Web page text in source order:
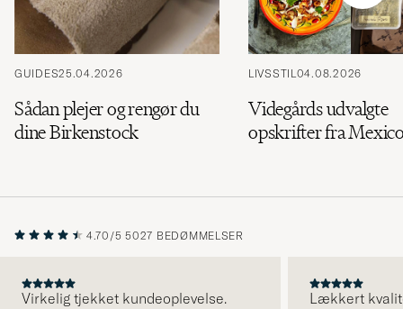
GUIDES25.04.2026
Sådan plejer og rengør du
dine Birkenstock
LIVSSTIL04.08.2026
Videgårds udvalgte
opskrifter fra
4.70/5 5027 BEDØMMELSER
Virkelig tjekket kundeoplevelse. Lækkert